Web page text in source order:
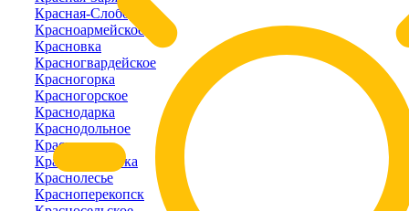
Красная-Слобода
Красноармейское
Красновка
Красногвардейское
Красногорка
Красногорское
Краснодарка
Краснодольное
Красное
Краснознаменка
Краснолесье
Красноперекопск